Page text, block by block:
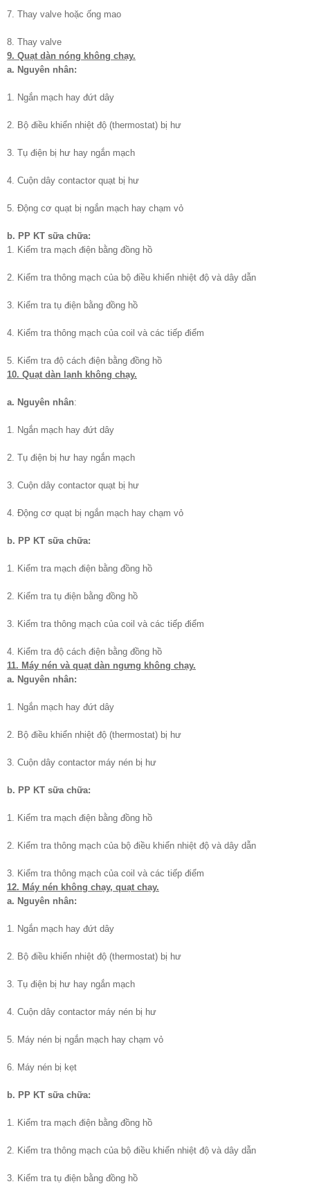
7. Thay valve hoặc ống mao
8. Thay valve
9. Quạt dàn nóng không chạy.
a. Nguyên nhân:
1. Ngắn mạch hay đứt dây
2. Bộ điều khiển nhiệt độ (thermostat) bị hư
3. Tụ điện bị hư hay ngắn mạch
4. Cuộn dây contactor quạt bị hư
5. Động cơ quạt bị ngắn mạch hay chạm vỏ
b. PP KT sữa chữa:
1. Kiểm tra mạch điện bằng đồng hồ
2. Kiểm tra thông mạch của bộ điều khiển nhiệt độ và dây dẫn
3. Kiểm tra tụ điện bằng đồng hồ
4. Kiểm tra thông mạch của coil và các tiếp điểm
5. Kiểm tra độ cách điện bằng đồng hồ
10. Quạt dàn lạnh không chạy.
a. Nguyên nhân:
1. Ngắn mạch hay đứt dây
2. Tụ điện bị hư hay ngắn mạch
3. Cuộn dây contactor quạt bị hư
4. Động cơ quạt bị ngắn mạch hay chạm vỏ
b. PP KT sữa chữa:
1. Kiểm tra mạch điện bằng đồng hồ
2. Kiểm tra tụ điện bằng đồng hồ
3. Kiểm tra thông mạch của coil và các tiếp điểm
4. Kiểm tra độ cách điện bằng đồng hồ
11. Máy nén và quạt dàn ngưng không chạy.
a. Nguyên nhân:
1. Ngắn mạch hay đứt dây
2. Bộ điều khiển nhiệt độ (thermostat) bị hư
3. Cuộn dây contactor máy nén bị hư
b. PP KT sữa chữa:
1. Kiểm tra mạch điện bằng đồng hồ
2. Kiểm tra thông mạch của bộ điều khiển nhiệt độ và dây dẫn
3. Kiểm tra thông mạch của coil và các tiếp điểm
12. Máy nén không chạy, quạt chạy.
a. Nguyên nhân:
1. Ngắn mạch hay đứt dây
2. Bộ điều khiển nhiệt độ (thermostat) bị hư
3. Tụ điện bị hư hay ngắn mạch
4. Cuộn dây contactor máy nén bị hư
5. Máy nén bị ngắn mạch hay chạm vỏ
6. Máy nén bị kẹt
b. PP KT sữa chữa:
1. Kiểm tra mạch điện bằng đồng hồ
2. Kiểm tra thông mạch của bộ điều khiển nhiệt độ và dây dẫn
3. Kiểm tra tụ điện bằng đồng hồ